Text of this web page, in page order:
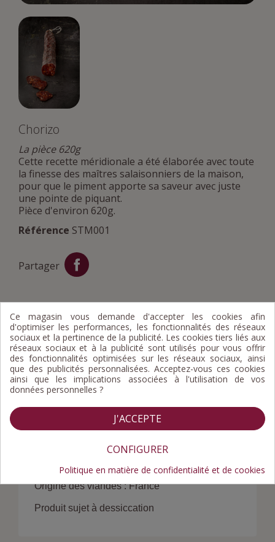
Chorizo
La pièce 620g
Cette recette méridionale a été élaborée avec toute
la finesse des maîtres salaisonniers de la maison,
pour que le piment apporte sa saveur avec juste
une pointe de piquant.
Pièce d'environ 620g.
Référence STM001
Partager
Composition Valeurs nutritionnelles
Allergènes
épices (piments fort, doux et fumé, coriandre),
lactose, dextrose, plante arômatique, arômes,
erythorbate de sodium, conservateur : salpêtre,
Origine des viandes : France
Produit sujet à dessiccation
Ce magasin vous demande d'accepter les cookies afin
d'optimiser les performances, les fonctionnalités des réseaux
sociaux et la pertinence de la publicité. Les cookies tiers liés aux
réseaux sociaux et à la publicité sont utilisés pour vous offrir
des fonctionnalités optimisées sur les réseaux sociaux, ainsi
que des publicités personnalisées. Acceptez-vous ces cookies
ainsi que les implications associées à l'utilisation de vos
données personnelles ?
J'ACCEPTE
CONFIGURER
Politique en matière de confidentialité et de cookies